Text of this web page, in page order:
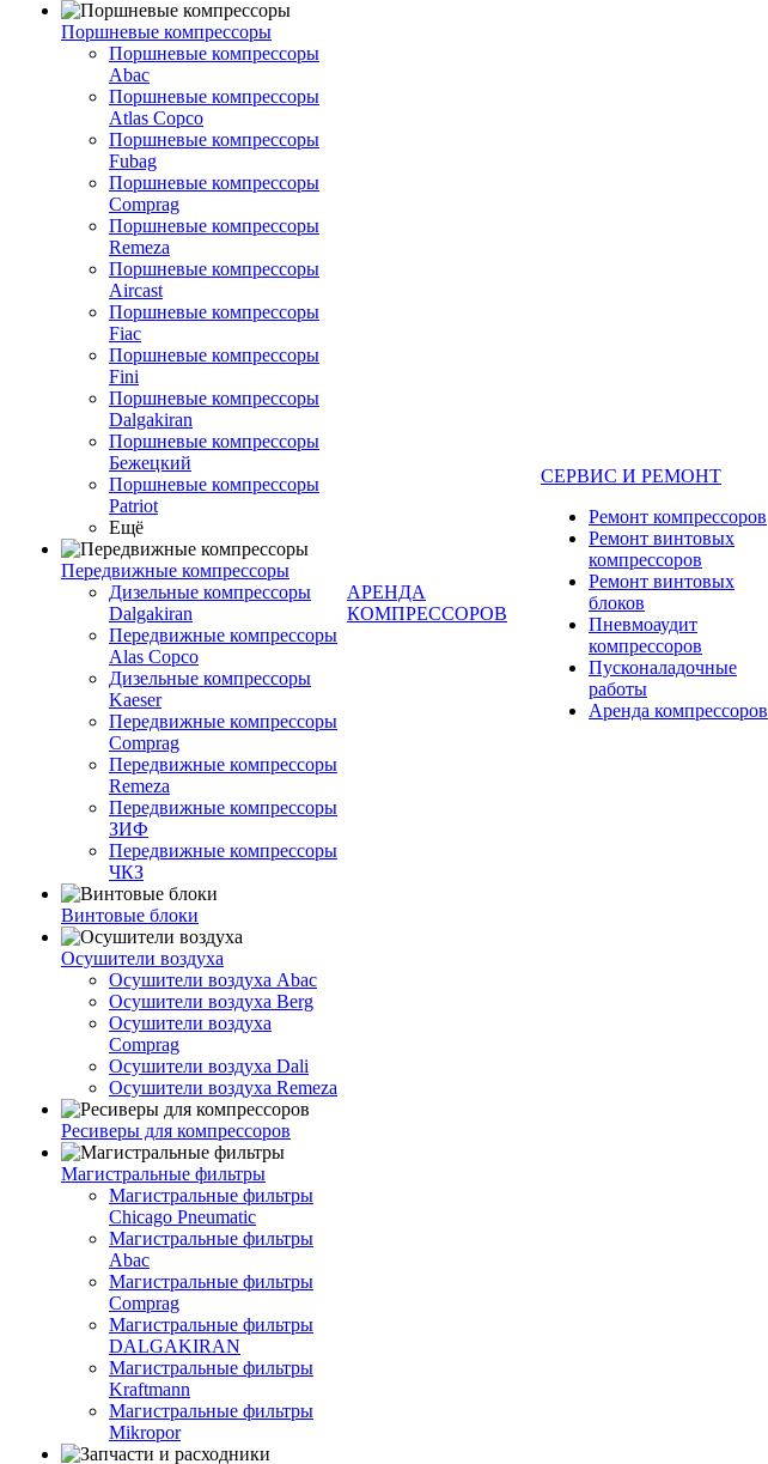
Поршневые компрессоры
Поршневые компрессоры
Abac
Поршневые компрессоры
Atlas Copco
Поршневые компрессоры
Fubag
Поршневые компрессоры
Comprag
Поршневые компрессоры
Remeza
Поршневые компрессоры
Aircast
Поршневые компрессоры
Fiac
Поршневые компрессоры
Fini
Поршневые компрессоры
Dalgakiran
Поршневые компрессоры
Бежецкий
Поршневые компрессоры
Patriot
Ещё
Передвижные компрессоры
Дизельные компрессоры
Dalgakiran
Передвижные компрессоры
Alas Copco
Дизельные компрессоры
Kaeser
Передвижные компрессоры
Comprag
Передвижные компрессоры
Remeza
Передвижные компрессоры
ЗИФ
Передвижные компрессоры
ЧКЗ
Винтовые блоки
Осушители воздуха
Осушители воздуха Abac
Осушители воздуха Berg
Осушители воздуха
Comprag
Осушители воздуха Dali
Осушители воздуха Remeza
Ресиверы для компрессоров
Магистральные фильтры
Магистральные фильтры
Chicago Pneumatic
Магистральные фильтры
Abac
Магистральные фильтры
Comprag
Магистральные фильтры
DALGAKIRAN
Магистральные фильтры
Kraftmann
Магистральные фильтры
Mikropor
АРЕНДА
КОМПРЕССОРОВ
СЕРВИС И РЕМОНТ
Ремонт компрессоров
Ремонт винтовых
компрессоров
Ремонт винтовых
блоков
Пневмоаудит
компрессоров
Пусконаладочные
работы
Аренда компрессоров